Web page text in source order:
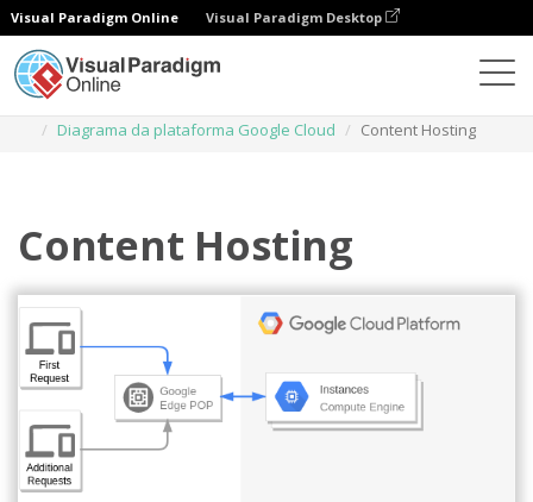
Visual Paradigm Online Visual Paradigm Desktop
Diagrama da plataforma Google Cloud
Content Hosting
Content Hosting